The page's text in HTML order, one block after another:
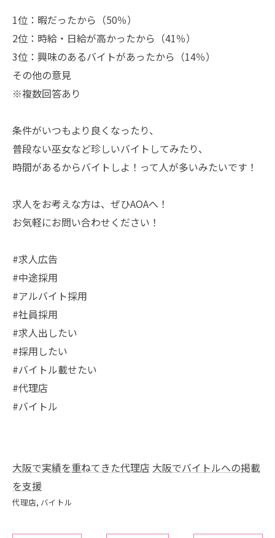
1位：暇だったから（50％）
2位：時給・日給が高かったから（41％）
3位：興味のあるバイトがあったから（14％）
その他の意見
※複数回答あり
条件がいつもより良くなったり、
普段ない巫女など珍しいバイトしてみたり、
時間があるからバイトしよ！って人が多いみたいです！
求人をお考えな方は、ぜひAOAへ！
お気軽にお問い合わせください！
#求人広告
#中途採用
#アルバイト採用
#社員採用
#求人出したい
#採用したい
#バイトル載せたい
#代理店
#バイトル
大阪で実績を重ねてきた代理店 大阪でバイトルへの掲載
を支援
代理店 バイトル